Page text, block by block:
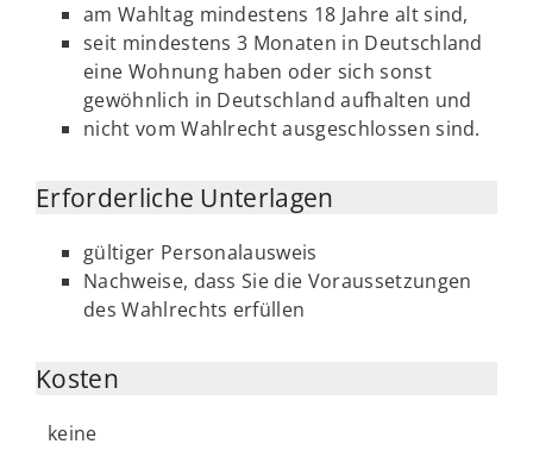
am Wahltag mindestens 18 Jahre alt sind,
seit mindestens 3 Monaten in Deutschland
eine Wohnung haben oder sich sonst
gewöhnlich in Deutschland aufhalten und
nicht vom Wahlrecht ausgeschlossen sind.
Erforderliche Unterlagen
gültiger Personalausweis
Nachweise, dass Sie die Voraussetzungen
des Wahlrechts erfüllen
Kosten
keine